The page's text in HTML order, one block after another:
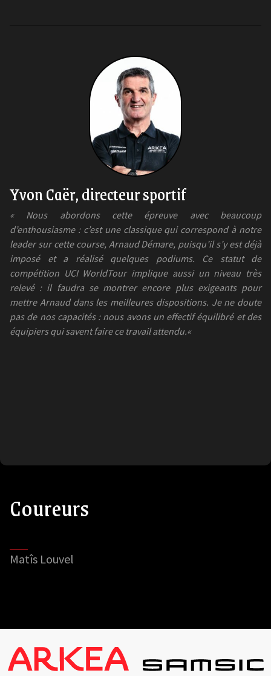
Yvon Caër, directeur sportif
« Nous abordons cette épreuve avec beaucoup
d’enthousiasme : c’est une classique qui correspond à notre
leader sur cette course, Arnaud Démare, puisqu’il s’y est déjà
imposé et a réalisé quelques podiums. Ce statut de
compétition UCI WorldTour implique aussi un niveau très
relevé : il faudra se montrer encore plus exigeants pour
mettre Arnaud dans les meilleures dispositions. Je ne doute
pas de nos capacités : nous avons un effectif équilibré et des
équipiers qui savent faire ce travail attendu.«
Coureurs
Matîs Louvel